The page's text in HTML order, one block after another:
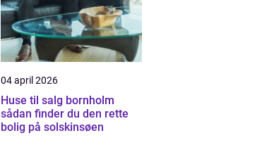
04 april 2026
Huse til salg bornholm
sådan finder du den rette
bolig på solskinsøen